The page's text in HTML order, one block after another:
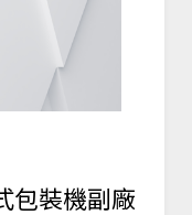
包裝機副廠